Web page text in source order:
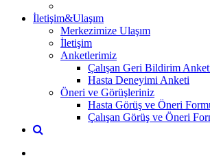
İletişim&Ulaşım
Merkezimize Ulaşım
İletişim
Anketlerimiz
Çalışan Geri Bildirim
Hasta Deneyimi Anketi
Öneri ve Görüşleriniz
Hasta Görüş ve Öneri
Çalışan Görüş ve Öneri